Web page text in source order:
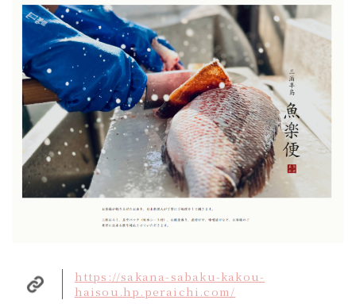
https://sakana-sabaku-kakou-
haisou.hp.peraichi.com/